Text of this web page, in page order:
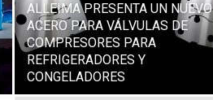
ALLEIMA PRESENTA UN NUEVO
ACERO PARA VÁLVULAS DE
COMPRESORES PARA
REFRIGERADORES Y
CONGELADORES